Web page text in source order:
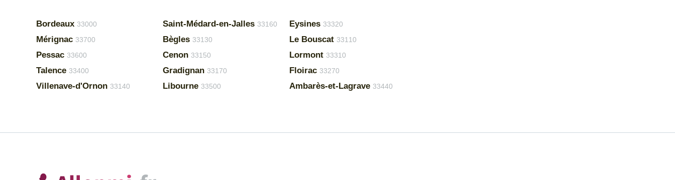
Bordeaux 33000
Mérignac 33700
Pessac 33600
Talence 33400
Villenave-d'Ornon 33140
Saint-Médard-en-Jalles 33160
Bègles 33130
Cenon 33150
Gradignan 33170
Libourne 33500
Eysines 33320
Le Bouscat 33110
Lormont 33310
Floirac 33270
Ambarès-et-Lagrave 33440